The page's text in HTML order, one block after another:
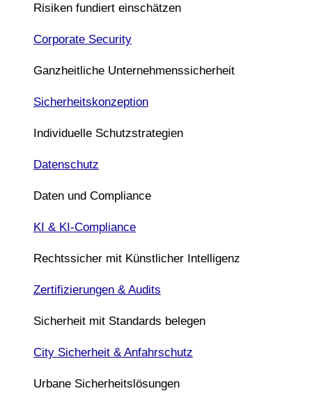
Risiken fundiert einschätzen
Corporate Security
Ganzheitliche Unternehmenssicherheit
Sicherheitskonzeption
Individuelle Schutzstrategien
Datenschutz
Daten und Compliance
KI & KI-Compliance
Rechtssicher mit Künstlicher Intelligenz
Zertifizierungen & Audits
Sicherheit mit Standards belegen
City Sicherheit & Anfahrschutz
Urbane Sicherheitslösungen